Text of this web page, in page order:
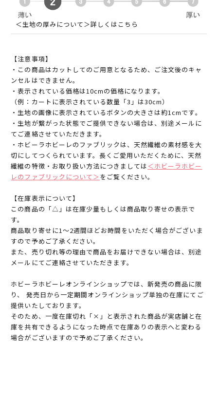
＜生地の厚みについて＞詳しくはこちら
【注意事項】
・この商品はカットしてのご用意となるため、ご注文後のキャ
ンセルはできません。
・表示されている価格は10cmの価格になります。
（例：カートに表示されている数量「3」は30cm）
・生地の画像に表示されているボタンの大きさは約1cmです。
・生地が繋がった状態でご提供できない場合は、別途メールに
てご連絡させていただきます。
・ホビーラホビーレのファブリックは、天然繊維の素材感を大
切にしてつくられています。長くご愛用いただくために、天然
繊維の特徴・お取り扱い方法につきましては＜ホビーラホビー
レのファブリックについて＞ をご覧ください。
【在庫表示について】
この商品の「△」は在庫少量もしくは商品取り寄せの表示で
す。
商品取り寄せに1～2週間ほどお時間をいただく場合がございま
すので予めご了承ください。
また、売り切れ等の理由で商品をお届けできない場合は、別途
メールにてご連絡させていただきます。
ホビーラホビーレオンラインショップでは、新発売の商品に限
り、 発売日から一定期間オンラインショップ単独の在庫にてご
提供いたしております。
そのため、一度在庫切れ「×」と表示された商品が実店舗と在
庫を共有できるようになった時点で在庫ありの表示へと変わる
場合がございますので予めご了承ください。